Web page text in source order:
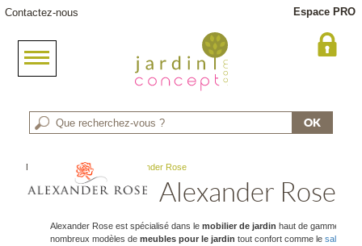
Contactez-nous Espace PRO
Meuble jardin> Marque : Alexander Rose
Alexander Rose
Alexander Rose est spécialisé dans lemobilier de jardin haut de gamme
nombreux modèles demeubles pour le jardin tout confort comme lesalon de